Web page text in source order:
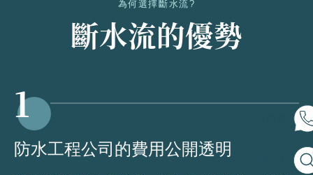
為何選擇斷水流?
斷水流的優勢
1
防水工程公司的費用公開透明